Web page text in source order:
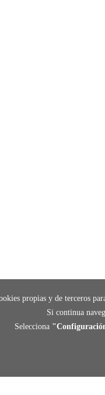
propias y de terceros
Si continua
Selecciona